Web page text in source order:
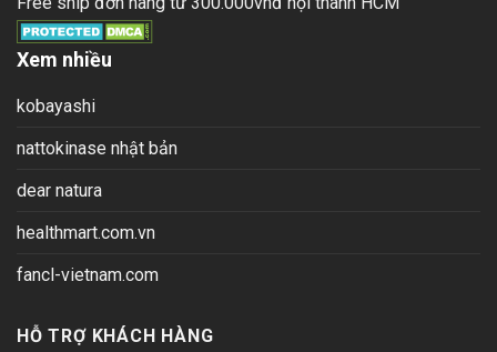
Xem nhiều
kobayashi
nattokinase nhật bản
dear natura
healthmart.com.vn
fancl-vietnam.com
HỖ TRỢ KHÁCH HÀNG